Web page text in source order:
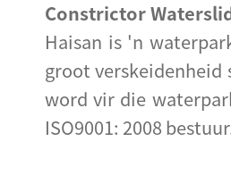
Constrictor
Haisan is 'n
groot verskeidenheid
word vir die
ISO9001: 2008